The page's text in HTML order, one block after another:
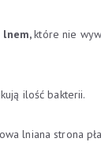
lnem,które nie
ilość bakterii.
lniana strona